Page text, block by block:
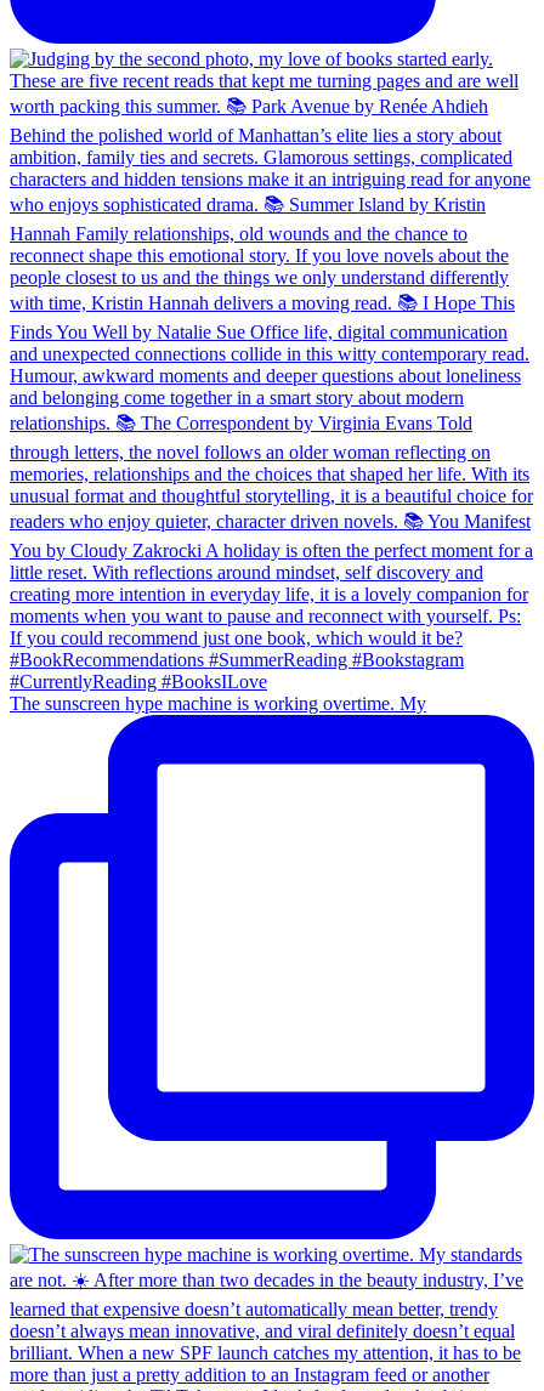
The sunscreen hype machine is working overtime. My